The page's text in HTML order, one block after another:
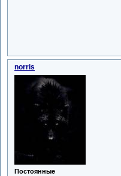
norris
Постоянные